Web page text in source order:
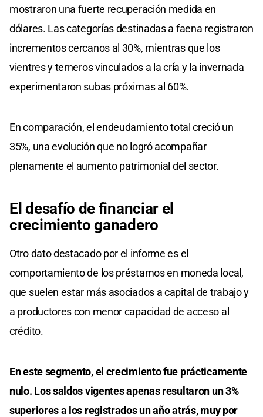
mostraron una fuerte recuperación medida en
dólares. Las categorías destinadas a faena registraron
incrementos cercanos al 30%, mientras que los
vientres y terneros vinculados a la cría y la invernada
experimentaron subas próximas al 60%.
En comparación, el endeudamiento total creció un
35%, una evolución que no logró acompañar
plenamente el aumento patrimonial del sector.
El desafío de financiar el
crecimiento ganadero
Otro dato destacado por el informe es el
comportamiento de los préstamos en moneda local,
que suelen estar más asociados a capital de trabajo y
a productores con menor capacidad de acceso al
crédito.
En este segmento, el crecimiento fue prácticamente
nulo. Los saldos vigentes apenas resultaron un 3%
superiores a los registrados un año atrás, muy por